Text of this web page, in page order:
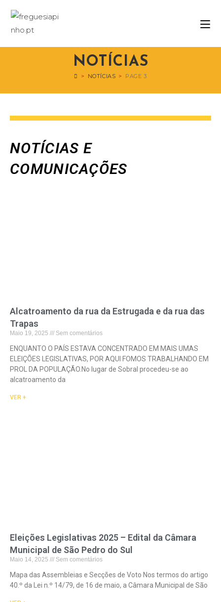
NOTÍCIAS
> NOTÍCIAS > PAGE 3
NOTÍCIAS E
COMUNICAÇÕES
Alcatroamento da rua da Estrugada e da rua das
Trapas
Maio 19, 2025 Sem comentários
ENQUANTO O PAÍS ESTAVA CONCENTRADO EM MAIS UMAS
ELEIÇÕES LEGISLATIVAS, POR AQUI FOMOS TRABALHANDO EM
PROL DA POPULAÇÃO.No lugar de Sobral procedeu-se ao
alcatroamento da
VER +
Eleições Legislativas 2025 – Edital da Câmara
Municipal de São Pedro do Sul
Maio 14, 2025 Sem comentários
Mapa das Assembleias e Secções de Voto Nos termos do artigo
40.º da Lei n.º 14/79, de 16 de maio, a Câmara Municipal de São